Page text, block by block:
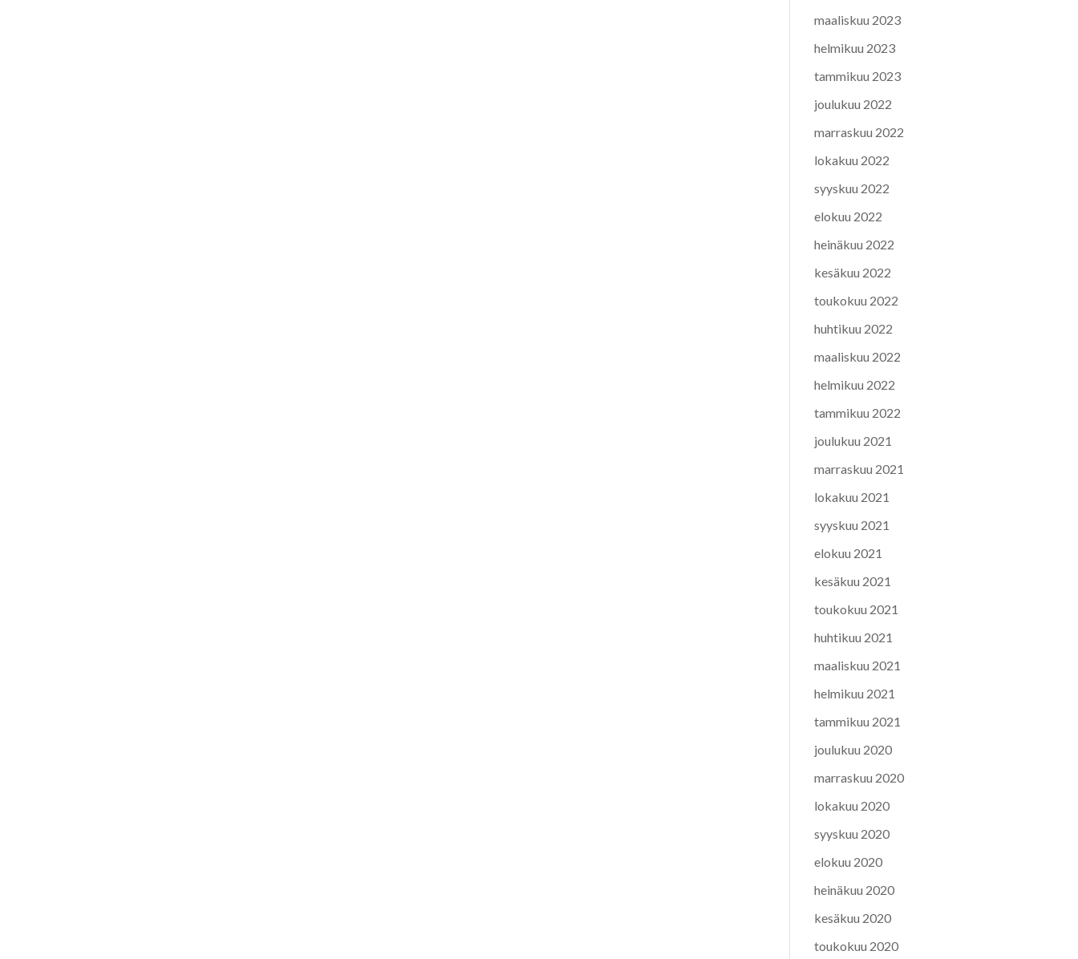
maaliskuu 2023
helmikuu 2023
tammikuu 2023
joulukuu 2022
marraskuu 2022
lokakuu 2022
syyskuu 2022
elokuu 2022
heinäkuu 2022
kesäkuu 2022
toukokuu 2022
huhtikuu 2022
maaliskuu 2022
helmikuu 2022
tammikuu 2022
joulukuu 2021
marraskuu 2021
lokakuu 2021
syyskuu 2021
elokuu 2021
kesäkuu 2021
toukokuu 2021
huhtikuu 2021
maaliskuu 2021
helmikuu 2021
tammikuu 2021
joulukuu 2020
marraskuu 2020
lokakuu 2020
syyskuu 2020
elokuu 2020
heinäkuu 2020
kesäkuu 2020
toukokuu 2020